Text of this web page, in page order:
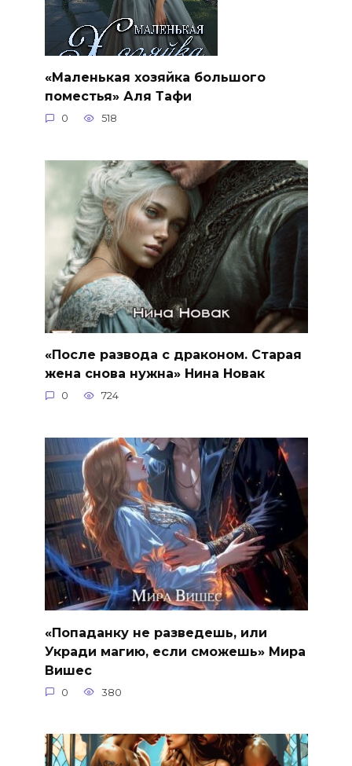
«Маленькая хозяйка большого
поместья» Аля Тафи
0 518
«После развода с драконом. Старая
жена снова нужна» Нина Новак
0 724
«Попаданку не разведешь, или
Укради магию, если сможешь» Мира
Вишес
0 380